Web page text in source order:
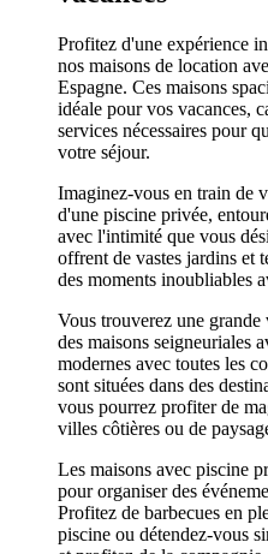
Profitez d'une expérience
nos maisons de location
Espagne. Ces maisons
idéale pour vos vacances,
services nécessaires pour
votre séjour.
Imaginez-vous en train de
d'une piscine privée,
avec l'intimité que vous
offrent de vastes jardins et
des moments inoubliables
Vous trouverez une
des maisons seigneuriales
modernes avec toutes les
sont situées dans des
vous pourrez profiter de
villes côtières ou de
Les maisons avec piscine
pour organiser des
Profitez de barbecues en
piscine ou détendez-vous